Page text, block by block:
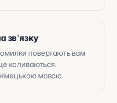
зв'язку
повертають вам
коливаються.
мовою.